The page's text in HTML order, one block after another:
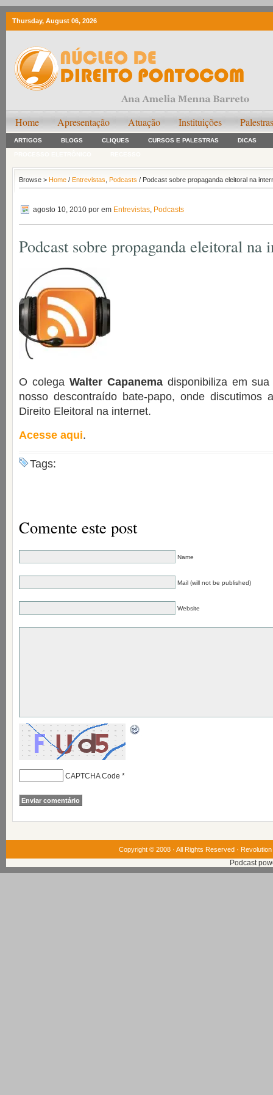
Thursday, August 06, 2026
Home Apresentação Atuação Instituições Palestras
ARTIGOS BLOGS CLIQUES CURSOS E PALESTRAS DICAS
Browse > Home / Entrevistas Podcasts / Podcast sobre propaganda eleitoral na
agosto 10, 2010 por em Entrevistas, Podcasts
Podcast sobre propaganda eleitoral na
O colega Walter Capanemadisponibiliza em
nosso descontraído bate-papo, onde discutimos
Direito Eleitoral na internet.
Acesse aqui.
Tags:
Comente este post
Name
Mail (will not be published)
Website
CAPTCHA Code *
Copyright © 2008 · All Rights Reserved ·
Podcast